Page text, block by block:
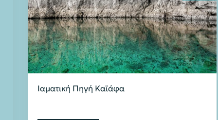
Ιαματική Πηγή Καϊάφα